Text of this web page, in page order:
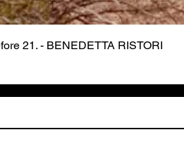
21. - BENEDETTA RISTORI